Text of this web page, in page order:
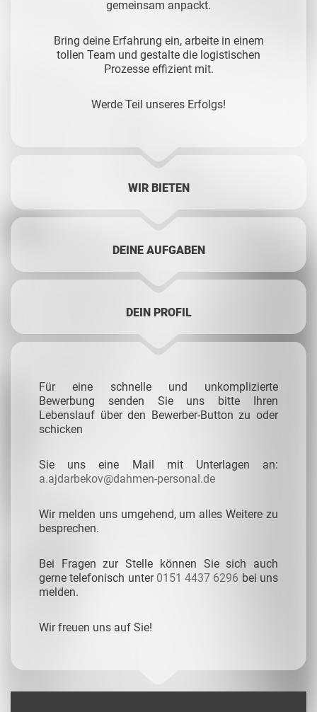
gemeinsam anpackt.
Bring deine Erfahrung ein, arbeite in einem
tollen Team und gestalte die logistischen
Prozesse effizient mit.
Werde Teil unseres Erfolgs!
WIR BIETEN
DEINE AUFGABEN
DEIN PROFIL
Für eine schnelle und unkomplizierte
Bewerbung senden Sie uns bitte Ihren
Lebenslauf über den Bewerber-Button zu oder
schicken
Sie uns eine Mail mit Unterlagen an:
a.ajdarbekov@dahmen-personal.de
Wir melden uns umgehend, um alles Weitere zu
besprechen.
Bei Fragen zur Stelle können Sie sich auch
gerne telefonisch unter 0151 4437 6296 bei uns
melden.
Wir freuen uns auf Sie!